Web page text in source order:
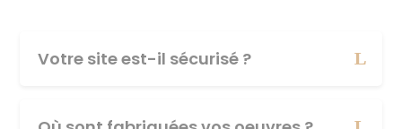
Votre site est-il sécurisé ?